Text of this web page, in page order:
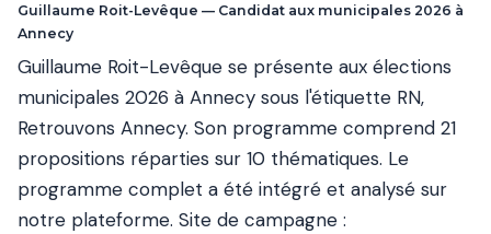
Guillaume Roit-Levêque — Candidat aux municipales 2026 à
Annecy
Guillaume Roit-Levêque se présente aux élections
municipales 2026 à Annecy sous l'étiquette RN,
Retrouvons Annecy. Son programme comprend 21
propositions réparties sur 10 thématiques. Le
programme complet a été intégré et analysé sur
notre plateforme. Site de campagne :